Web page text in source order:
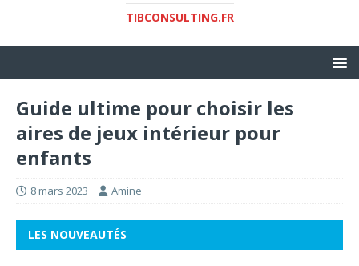
TIBCONSULTING.FR
Guide ultime pour choisir les
aires de jeux intérieur pour
enfants
8 mars 2023 Amine
LES NOUVEAUTÉS